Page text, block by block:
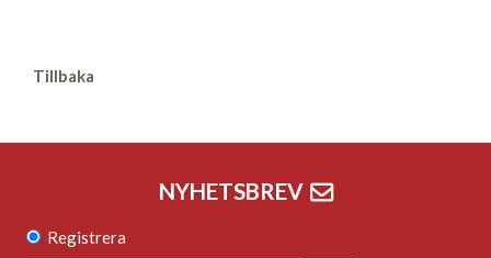
Tillbaka
NYHETSBREV
Registrera